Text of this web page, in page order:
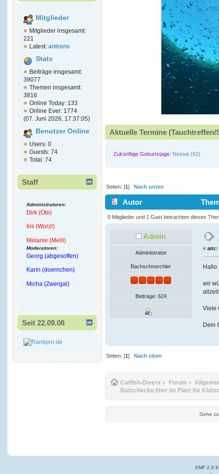
Mitglieder
Mitglieder insgesamt:
221
Latest: antrens
Stats
Beiträge insgesamt:
39077
Themen insgesamt:
3816
Online Today: 133
Online Ever: 1774
(07. Juni 2026, 17:37:05)
Benutzer Online
Users: 0
Guests: 74
Total: 74
Staff
Administratoren:
Dirk (Obi)
Iris (Wurzl)
Melanie (Melli)
Moderatoren:
Georg (abgesoffen)
Karin (doernchen)
Micha (Zwergal)
Seit 22.09.08
Aktuelle Termine
Zukünftige Geburtstage: Nessie (62)
Seiten: [1]Nach unten
Autor
(Gelesen 9195 mal)
0 Mitglieder und 1 Gast betrachten dieses
Admin
Administrator
Bachschnorchler
Beiträge: 624
« am:
Hallo
wir
Viele
Dein
Seiten: [1] Nach oben
Catfish-Divers » Forum »
Ratschecke;Hier ist Platz für
Gehe
SMF 2.0.9